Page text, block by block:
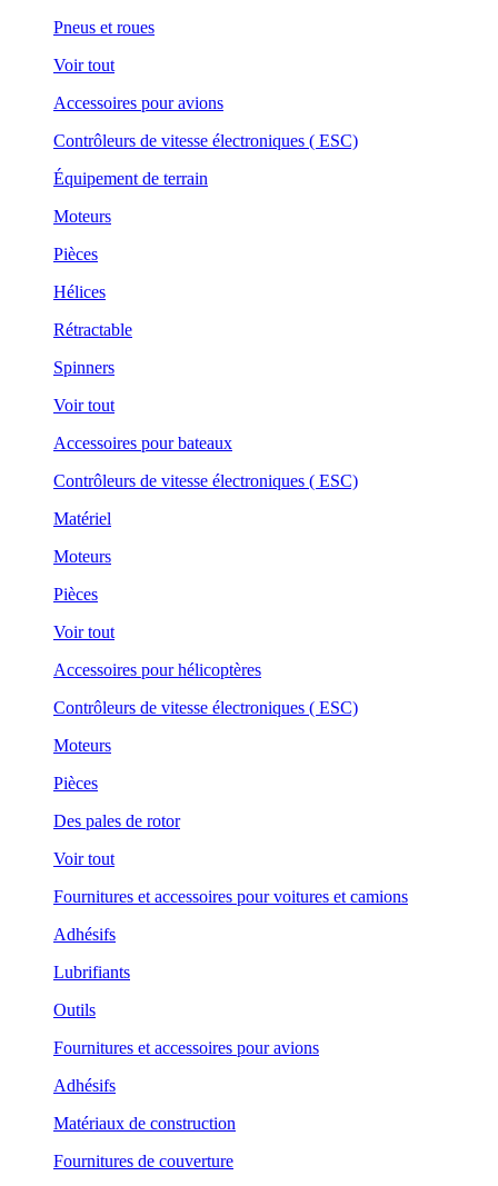
Pneus et roues
Voir tout
Accessoires pour avions
Contrôleurs de vitesse électroniques ( ESC)
Équipement de terrain
Moteurs
Pièces
Hélices
Rétractable
Spinners
Voir tout
Accessoires pour bateaux
Contrôleurs de vitesse électroniques ( ESC)
Matériel
Moteurs
Pièces
Voir tout
Accessoires pour hélicoptères
Contrôleurs de vitesse électroniques ( ESC)
Moteurs
Pièces
Des pales de rotor
Voir tout
Fournitures et accessoires pour voitures et camions
Adhésifs
Lubrifiants
Outils
Fournitures et accessoires pour avions
Adhésifs
Matériaux de construction
Fournitures de couverture